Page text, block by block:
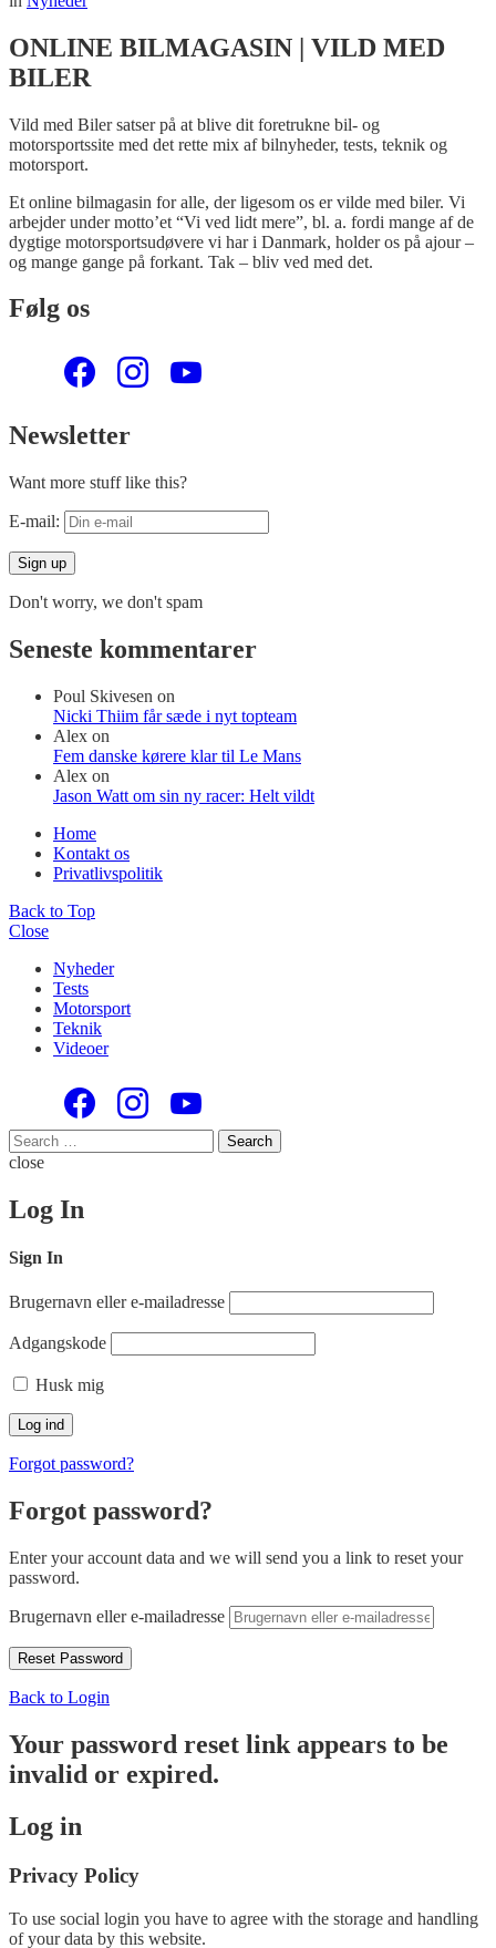
ONLINE BILMAGASIN | VILD MED
BILER
Vild med Biler satser på at blive dit foretrukne bil- og
motorsportssite med det rette mix af bilnyheder, tests, teknik og
motorsport.
Et online bilmagasin for alle, der ligesom os er vilde med biler. Vi
arbejder under motto’et “Vi ved lidt mere”, bl. a. fordi mange af de
dygtige motorsportsudøvere vi har i Danmark, holder os på ajour –
og mange gange på forkant. Tak – bliv ved med det.
Følg os
Newsletter
Want more stuff like this?
E-mail:
Don't worry, we don't spam
Seneste kommentarer
Poul Skivesen on
Nicki Thiim får sæde i nyt topteam
Alex on
Fem danske kørere klar til Le Mans
Alex on
Jason Watt om sin ny racer: Helt vildt
Home
Kontakt os
Privatlivspolitik
Back to Top
Close
Nyheder
Tests
Motorsport
Teknik
Videoer
Search
for:
Search
close
Log In
Sign In
Brugernavn eller e-mailadresse
Adgangskode
Husk mig
Forgot password?
Forgot password?
Enter your account data and we will send you a link to reset your
password.
Brugernavn eller e-mailadresse
Back to Login
Your password reset link appears to be
invalid or expired.
Log in
Privacy Policy
To use social login you have to agree with the storage and handling
of your data by this website.